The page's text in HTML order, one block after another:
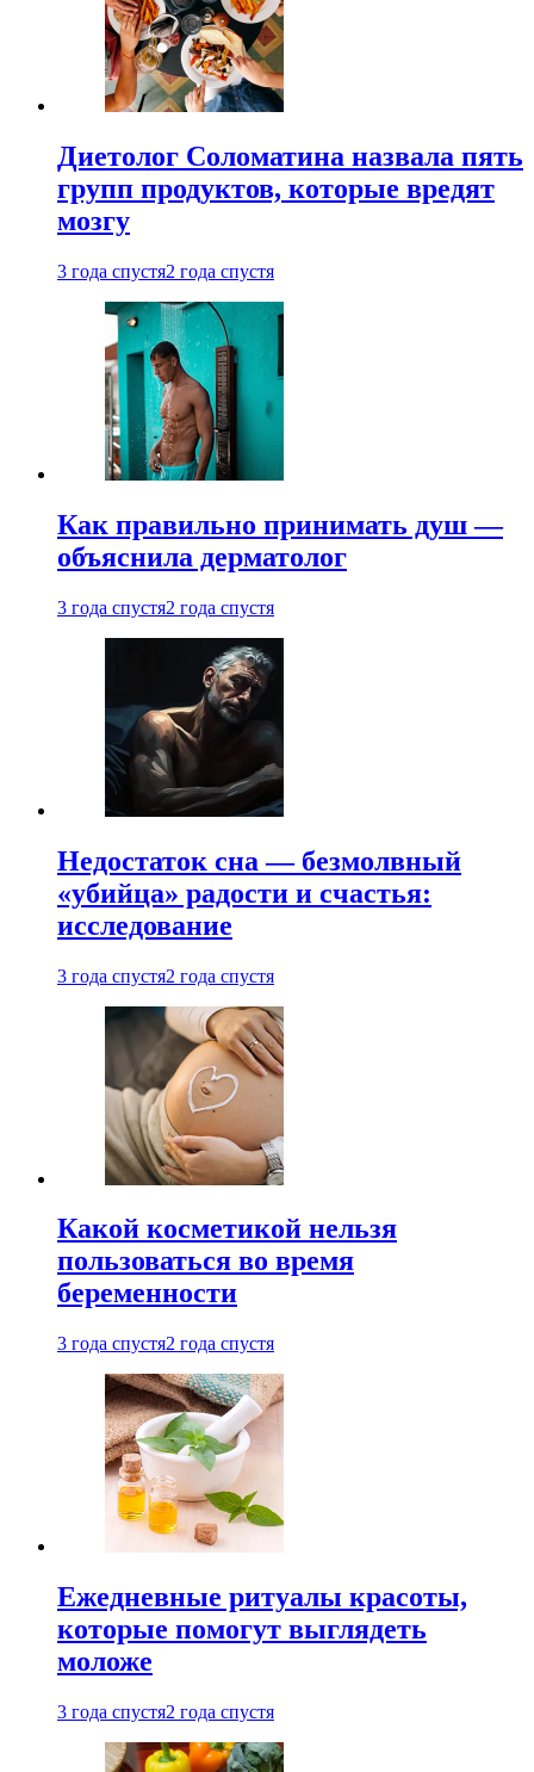
Диетолог Соломатина назвала пять
групп продуктов, которые вредят
мозгу
3 года спустя2 года спустя
Как правильно принимать душ —
объяснила дерматолог
3 года спустя2 года спустя
Недостаток сна — безмолвный
«убийца» радости и счастья:
исследование
3 года спустя2 года спустя
Какой косметикой нельзя
пользоваться во время
беременности
3 года спустя2 года спустя
Ежедневные ритуалы красоты,
которые помогут выглядеть
моложе
3 года спустя2 года спустя